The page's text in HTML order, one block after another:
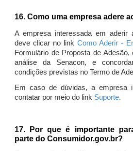
16. Como uma empresa adere
A empresa interessada em aderir
deve clicar no link Como Aderir -
Formulário de Proposta de
análise da Senacon, e
condições previstas no Termo de
Em caso de dúvidas, a empresa
contatar por meio do link Suporte.
17. Por que é importante
parte do Consumidor.gov.br?